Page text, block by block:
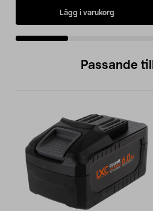
Lägg i varukorg
Passande